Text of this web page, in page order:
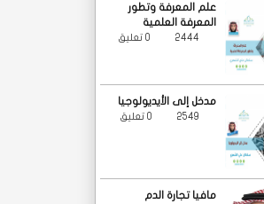
علم المعرفة وتطور
المعرفة العلمية
مدخل إلى الأيديولوجيا
مافيا تجارة الدم